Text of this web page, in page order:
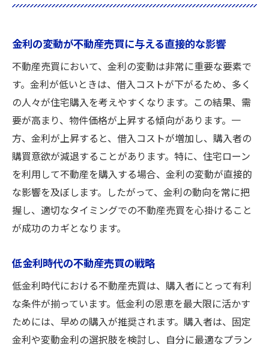
金利の変動が不動産売買に与える直接的な影響
不動産売買において、金利の変動は非常に重要な要素で
す。金利が低いときは、借入コストが下がるため、多く
の人々が住宅購入を考えやすくなります。この結果、需
要が高まり、物件価格が上昇する傾向があります。一
方、金利が上昇すると、借入コストが増加し、購入者の
購買意欲が減退することがあります。特に、住宅ローン
を利用して不動産を購入する場合、金利の変動が直接的
な影響を及ぼします。したがって、金利の動向を常に把
握し、適切なタイミングでの不動産売買を心掛けること
が成功のカギとなります。
低金利時代の不動産売買の戦略
低金利時代における不動産売買は、購入者にとって有利
な条件が揃っています。低金利の恩恵を最大限に活かす
ためには、早めの購入が推奨されます。購入者は、固定
金利や変動金利の選択肢を検討し、自分に最適なプラン